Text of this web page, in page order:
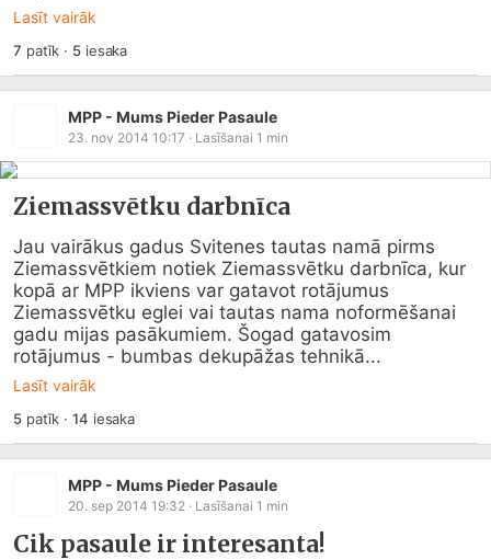
Lasīt vairāk
7 patīk · 5iesaka
MPP - Mums Pieder Pasaule
23. nov 2014 10:17 · Lasīšanai 1 min
Ziemassvētku darbnīca
Jau vairākus gadus Svitenes tautas namā pirms
Ziemassvētkiem notiek Ziemassvētku darbnīca, kur
kopā ar MPP ikviens var gatavot rotājumus
Ziemassvētku eglei vai tautas nama noformēšanai
gadu mijas pasākumiem. Šogad gatavosim
rotājumus - bumbas dekupāžas tehnikā...
Lasīt vairāk
5patīk ·14 iesaka
MPP - Mums Pieder Pasaule
20. sep 2014 19:32 · Lasīšanai 1 min
Cik pasaule ir interesanta!